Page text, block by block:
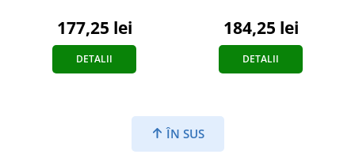
177,25 lei
DETALII
184,25 lei
DETALII
ÎN SUS